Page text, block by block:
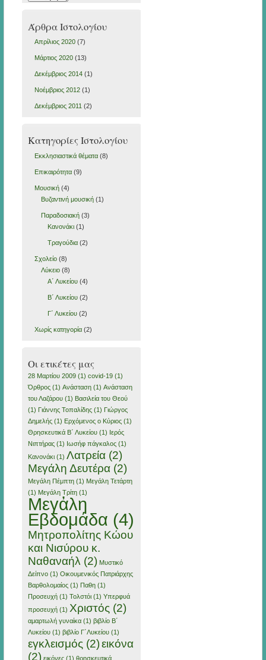
Άρθρα Ιστολογίου
Απρίλιος 2020(7)
Μάρτιος 2020(13)
Δεκέμβριος 2014(1)
Νοέμβριος 2012(1)
Δεκέμβριος 2011 (2)
Κατηγορίες Ιστολογίου
Εκκλησιαστικά θέματα(8)
Επικαιρότητα(9)
Μουσική(4)
Βυζαντινή μουσική(1)
Παραδοσιακή(3)
Κανονάκι(1)
Τραγούδια(2)
Σχολείο(8)
Λύκειο(8)
Α΄ Λυκείου(4)
Β΄ Λυκείου(2)
Γ΄ Λυκείου(2)
Χωρίς κατηγορία(2)
Οι ετικέτες μας
28 Μαρτίου 2009(1) covid-19(1)
Όρθρος(1) Ανάσταση(1) Ανάσταση
του Λαζάρου(1) Βασιλεία του Θεού
(1) Γιάννης Τοπαλίδης(1) Γιώργος
Δημελής(1) Ερχόμενος ο Κύριος(1)
Θρησκευτικά Β΄ Λυκείου(1) Ιερός
Νιπτήρας(1) Ιωσήφ πάγκαλος(1)
Κανονάκι(1) Λατρεία(2)
Μεγάλη Δευτέρα(2)
Μεγάλη Πέμπτη(1) Μεγάλη Τετάρτη
(1) Μεγάλη Τρίτη(1)
Μεγἀλη
Εβδομάδα (4)
Μητροπολίτης Κώου
και Νισύρου κ.
Ναθαναήλ (2) Μυστικό
Δείπνο(1) Οικουμενικός Πατριάρχης
Βαρθολομαίος(1) Παθη(1)
Προσευχή(1) Τολστόι(1) Υπερφυά
προσευχή(1) Χριστός (2)
αμαρτωλή γυναίκα(1) βιβλίο Β΄
Λυκείου(1) βιβλίο Γ΄Λυκείου(1)
εγκλεισμός (2)εικόνα
(2) εικόνες(1) θρησκευτικά